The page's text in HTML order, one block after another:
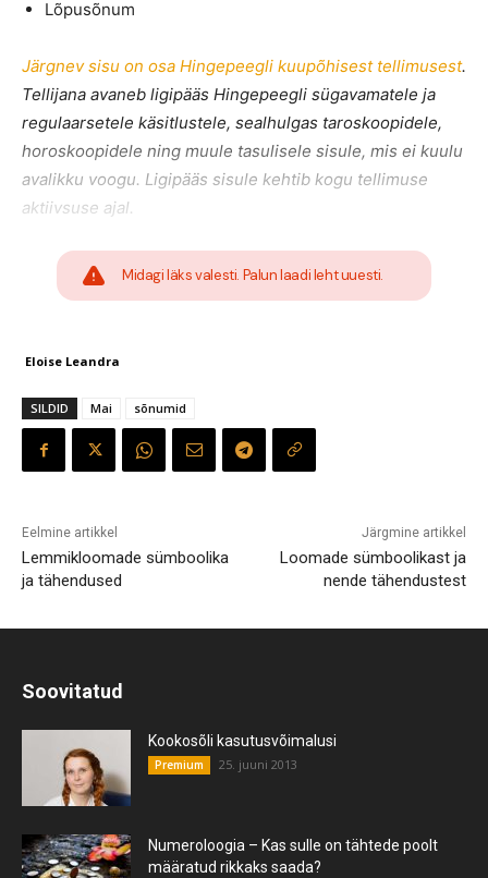
Lõpusõnum
Järgnev sisu on osa Hingepeegli kuupõhisest tellimusest.
Tellijana avaneb ligipääs Hingepeegli sügavamatele ja
regulaarsetele käsitlustele, sealhulgas taroskoopidele,
horoskoopidele ning muule tasulisele sisule, mis ei kuulu
avalikku voogu. Ligipääs sisule kehtib kogu tellimuse
aktiivsuse ajal.
Midagi läks valesti. Palun laadi leht uuesti.
Eloise Leandra
SILDID Mai sõnumid
Eelmine artikkel
Lemmikloomade sümboolika
ja tähendused
Järgmine artikkel
Loomade sümboolikast ja
nende tähendustest
Soovitatud
Kookosõli kasutusvõimalusi
Premium 25. juuni 2013
Numeroloogia – Kas sulle on tähtede poolt
määratud rikkaks saada?